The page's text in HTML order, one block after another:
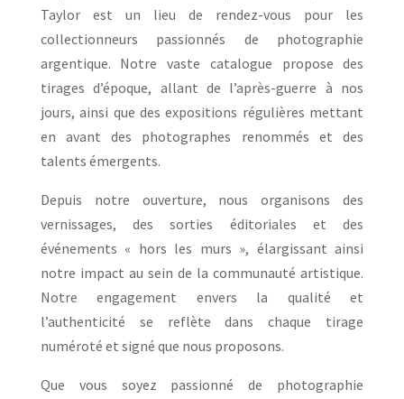
Taylor est un lieu de rendez-vous pour les
collectionneurs passionnés de photographie
argentique. Notre vaste catalogue propose des
tirages d’époque, allant de l’après-guerre à nos
jours, ainsi que des expositions régulières mettant
en avant des photographes renommés et des
talents émergents.
Depuis notre ouverture, nous organisons des
vernissages, des sorties éditoriales et des
événements « hors les murs », élargissant ainsi
notre impact au sein de la communauté artistique.
Notre engagement envers la qualité et
l’authenticité se reflète dans chaque tirage
numéroté et signé que nous proposons.
Que vous soyez passionné de photographie